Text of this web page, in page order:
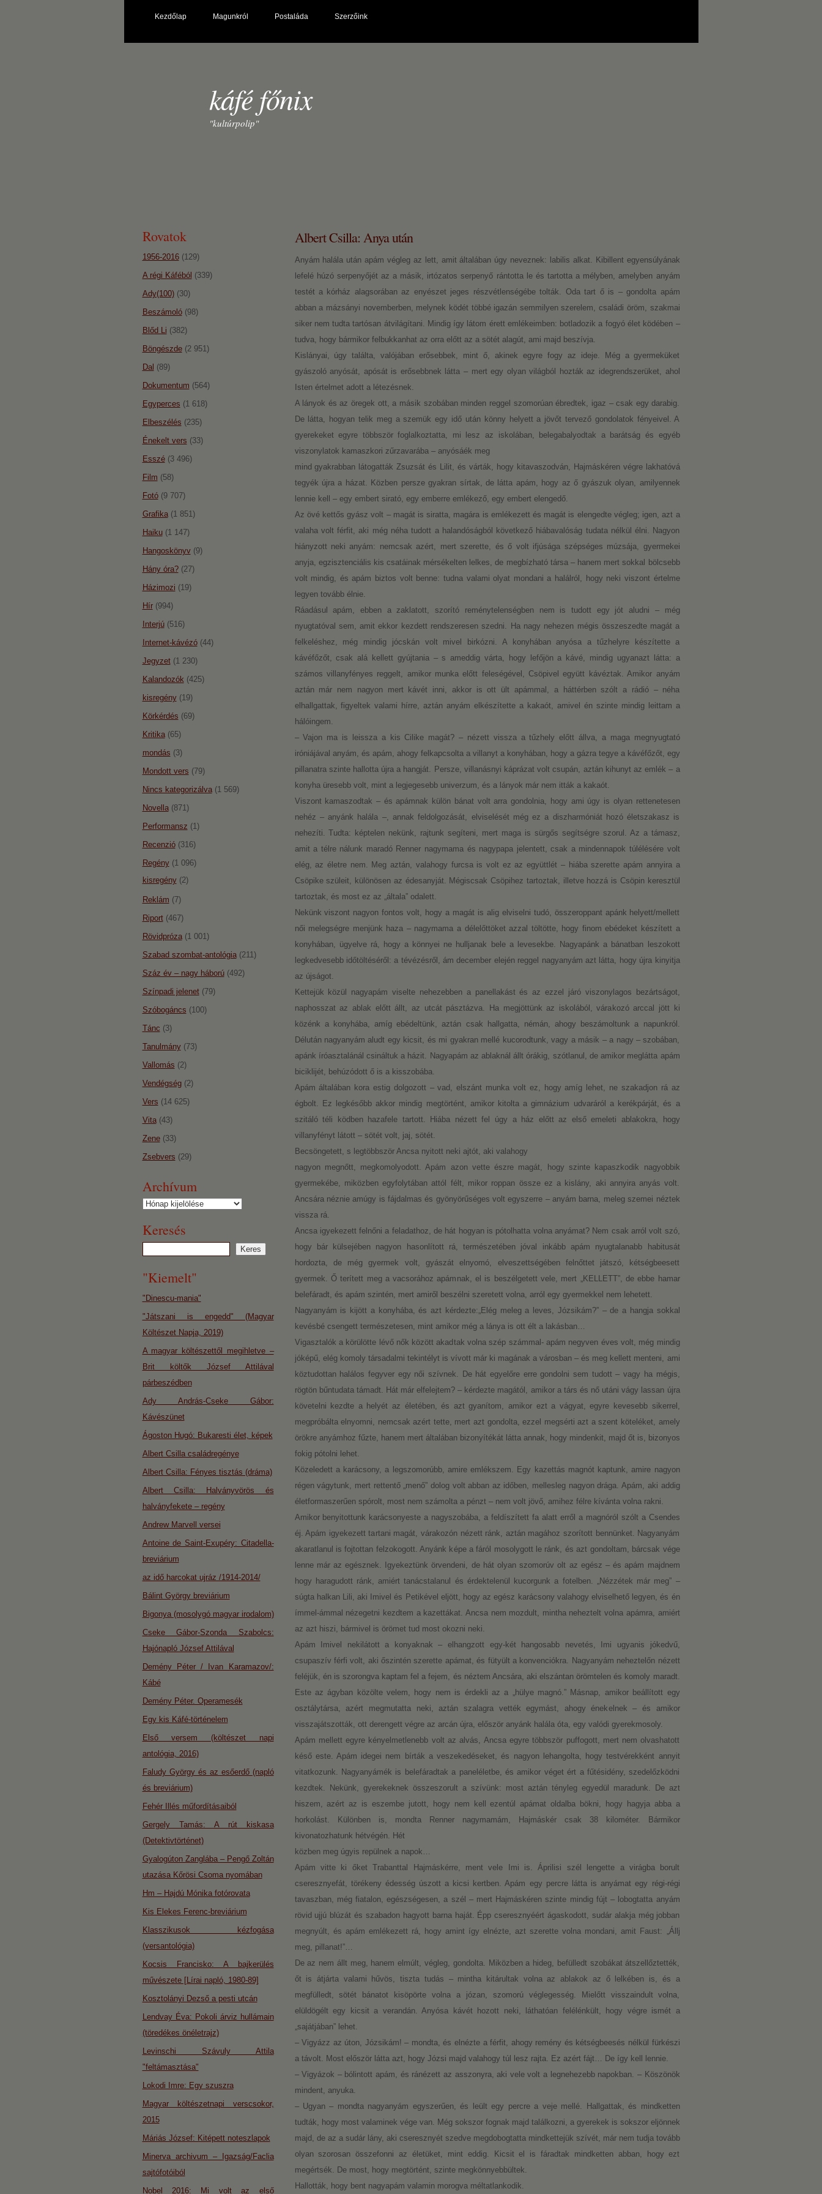
Kezdőlap Magunkról Postaláda Szerzőink
káfé főnix
"kultúrpolip"
Albert Csilla: Anya után
Anyám halála után apám végleg az lett, amit általában úgy neveznek: labilis alkat. Kibillent egyensúlyának
lefelé húzó serpenyőjét az a másik, irtózatos serpenyő rántotta le és tartotta a mélyben, amelyben anyám
testét a kórház alagsorában az enyészet jeges részvétlenségébe tolták. Oda tart ő is – gondolta apám
abban a mázsányi novemberben, melynek ködét többé igazán semmilyen szerelem, családi öröm, szakmai
siker nem tudta tartósan átvilágítani. Mindig így látom érett emlékeimben: botladozik a fogyó élet ködében –
tudva, hogy bármikor felbukkanhat az orra előtt az a sötét alagút, ami majd beszívja.
Kislányai, úgy találta, valójában erősebbek, mint ő, akinek egyre fogy az ideje. Még a gyermeküket
gyászoló anyósát, apósát is erősebbnek látta – mert egy olyan világból hozták az idegrendszerüket, ahol
Isten értelmet adott a létezésnek.
A lányok és az öregek ott, a másik szobában minden reggel szomorúan ébredtek, igaz – csak egy darabig.
De látta, hogyan telik meg a szemük egy idő után könny helyett a jövőt tervező gondolatok fényeivel. A
gyerekeket egyre többször foglalkoztatta, mi lesz az iskolában, belegabalyodtak a barátság és egyéb
viszonylatok kamaszkori zűrzavarába – anyósáék meg
mind gyakrabban látogatták Zsuzsát és Lilit, és várták, hogy kitavaszodván, Hajmáskéren végre lakhatóvá
tegyék újra a házat. Közben persze gyakran sírtak, de látta apám, hogy az ő gyászuk olyan, amilyennek
lennie kell – egy embert sirató, egy emberre emlékező, egy embert elengedő.
Az övé kettős gyász volt – magát is siratta, magára is emlékezett és magát is elengedte végleg; igen, azt a
valaha volt férfit, aki még néha tudott a halandóságból következő hiábavalóság tudata nélkül élni. Nagyon
hiányzott neki anyám: nemcsak azért, mert szerette, és ő volt ifjúsága szépséges múzsája, gyermekei
anyja, egzisztenciális kis csatáinak mérsékelten lelkes, de megbízható társa – hanem mert sokkal bölcsebb
volt mindig, és apám biztos volt benne: tudna valami olyat mondani a halálról, hogy neki viszont értelme
legyen tovább élnie.
Ráadásul apám, ebben a zaklatott, szorító reménytelenségben nem is tudott egy jót aludni – még
nyugtatóval sem, amit ekkor kezdett rendszeresen szedni. Ha nagy nehezen mégis összeszedte magát a
felkeléshez, még mindig jócskán volt mivel birkózni. A konyhában anyósa a tűzhelyre készítette a
kávéfőzőt, csak alá kellett gyújtania – s ameddig várta, hogy lefőjön a kávé, mindig ugyanazt látta: a
számos villanyfényes reggelt, amikor munka előtt feleségével, Csöpivel együtt kávéztak. Amikor anyám
aztán már nem nagyon mert kávét inni, akkor is ott ült apámmal, a háttérben szólt a rádió – néha
elhallgattak, figyeltek valami hírre, aztán anyám elkészítette a kakaót, amivel én szinte mindig leittam a
hálóingem.
– Vajon ma is leissza a kis Cilike magát? – nézett vissza a tűzhely előtt állva, a maga megnyugtató
iróniájával anyám, és apám, ahogy felkapcsolta a villanyt a konyhában, hogy a gázra tegye a kávéfőzőt, egy
pillanatra szinte hallotta újra a hangját. Persze, villanásnyi káprázat volt csupán, aztán kihunyt az emlék – a
konyha üresebb volt, mint a legjegesebb univerzum, és a lányok már nem itták a kakaót.
Viszont kamaszodtak – és apámnak külön bánat volt arra gondolnia, hogy ami úgy is olyan rettenetesen
nehéz – anyánk halála –, annak feldolgozását, elviselését még ez a diszharmóniát hozó életszakasz is
nehezíti. Tudta: képtelen nekünk, rajtunk segíteni, mert maga is sürgős segítségre szorul. Az a támasz,
amit a télre nálunk maradó Renner nagymama és nagypapa jelentett, csak a mindennapok túlélésére volt
elég, az életre nem. Meg aztán, valahogy furcsa is volt ez az együttlét – hiába szerette apám annyira a
Csöpike szüleit, különösen az édesanyját. Mégiscsak Csöpihez tartoztak, illetve hozzá is Csöpin keresztül
tartoztak, és most ez az „általa” odalett.
Nekünk viszont nagyon fontos volt, hogy a magát is alig elviselni tudó, összeroppant apánk helyett/mellett
női melegségre menjünk haza – nagymama a délelőttöket azzal töltötte, hogy finom ebédeket készített a
konyhában, ügyelve rá, hogy a könnyei ne hulljanak bele a levesekbe. Nagyapánk a bánatban leszokott
legkedvesebb időtöltéséről: a tévézésről, ám december elején reggel nagyanyám azt látta, hogy újra kinyitja
az újságot.
Kettejük közül nagyapám viselte nehezebben a panellakást és az ezzel járó viszonylagos bezártságot,
naphosszat az ablak előtt állt, az utcát pásztázva. Ha megjöttünk az iskolából, várakozó arccal jött ki
közénk a konyhába, amíg ebédeltünk, aztán csak hallgatta, némán, ahogy beszámoltunk a napunkról.
Délután nagyanyám aludt egy kicsit, és mi gyakran mellé kucorodtunk, vagy a másik – a nagy – szobában,
apánk íróasztalánál csináltuk a házit. Nagyapám az ablaknál állt órákig, szótlanul, de amikor meglátta apám
biciklijét, behúzódott ő is a kisszobába.
Apám általában kora estig dolgozott – vad, elszánt munka volt ez, hogy amíg lehet, ne szakadjon rá az
égbolt. Ez legkésőbb akkor mindig megtörtént, amikor kitolta a gimnázium udvaráról a kerékpárját, és a
szitáló téli ködben hazafele tartott. Hiába nézett fel úgy a ház előtt az első emeleti ablakokra, hogy
villanyfényt látott – sötét volt, jaj, sötét.
Becsöngetett, s legtöbbször Ancsa nyitott neki ajtót, aki valahogy
nagyon megnőtt, megkomolyodott. Apám azon vette észre magát, hogy szinte kapaszkodik nagyobbik
gyermekébe, miközben egyfolytában attól félt, mikor roppan össze ez a kislány, aki annyira anyás volt.
Ancsára néznie amúgy is fájdalmas és gyönyörűséges volt egyszerre – anyám barna, meleg szemei néztek
vissza rá.
Ancsa igyekezett felnőni a feladathoz, de hát hogyan is pótolhatta volna anyámat? Nem csak arról volt szó,
hogy bár külsejében nagyon hasonlított rá, természetében jóval inkább apám nyugtalanabb habitusát
hordozta, de még gyermek volt, gyászát elnyomó, elveszettségében felnőttet játszó, kétségbeesett
gyermek. Ő terített meg a vacsorához apámnak, el is beszélgetett vele, mert „KELLETT”, de ebbe hamar
belefáradt, és apám szintén, mert amiről beszélni szeretett volna, arról egy gyermekkel nem lehetett.
Nagyanyám is kijött a konyhába, és azt kérdezte:„Elég meleg a leves, Józsikám?” – de a hangja sokkal
kevésbé csengett természetesen, mint amikor még a lánya is ott élt a lakásban…
Vigasztalók a körülötte lévő nők között akadtak volna szép számmal- apám negyven éves volt, még mindig
jóképű, elég komoly társadalmi tekintélyt is vívott már ki magának a városban – és meg kellett menteni, ami
köztudottan halálos fegyver egy női szívnek. De hát egyelőre erre gondolni sem tudott – vagy ha mégis,
rögtön bűntudata támadt. Hát már elfelejtem? – kérdezte magától, amikor a társ és nő utáni vágy lassan újra
követelni kezdte a helyét az életében, és azt gyanítom, amikor ezt a vágyat, egyre kevesebb sikerrel,
megpróbálta elnyomni, nemcsak azért tette, mert azt gondolta, ezzel megsérti azt a szent köteléket, amely
örökre anyámhoz fűzte, hanem mert általában bizonyítékát látta annak, hogy mindenkit, majd őt is, bizonyos
fokig pótolni lehet.
Közeledett a karácsony, a legszomorúbb, amire emlékszem. Egy kazettás magnót kaptunk, amire nagyon
régen vágytunk, mert rettentő „menő” dolog volt abban az időben, mellesleg nagyon drága. Apám, aki addig
életformaszerűen spórolt, most nem számolta a pénzt – nem volt jövő, amihez félre kívánta volna rakni.
Amikor benyitottunk karácsonyeste a nagyszobába, a feldíszített fa alatt erről a magnóról szólt a Csendes
éj. Apám igyekezett tartani magát, várakozón nézett ránk, aztán magához szorított bennünket. Nagyanyám
akaratlanul is fojtottan felzokogott. Anyánk képe a fáról mosolygott le ránk, és azt gondoltam, bárcsak vége
lenne már az egésznek. Igyekeztünk örvendeni, de hát olyan szomorúv olt az egész – és apám majdnem
hogy haragudott ránk, amiért tanácstalanul és érdektelenül kucorgunk a fotelben. „Nézzétek már meg” –
súgta halkan Lili, aki Imivel és Petikével eljött, hogy az egész karácsony valahogy elviselhető legyen, és én
ímmel-ámmal nézegetni kezdtem a kazettákat. Ancsa nem mozdult, mintha neheztelt volna apámra, amiért
az azt hiszi, bármivel is örömet tud most okozni neki.
Apám Imivel nekilátott a konyaknak – elhangzott egy-két hangosabb nevetés, Imi ugyanis jókedvű,
csupaszív férfi volt, aki őszintén szerette apámat, és fütyült a konvenciókra. Nagyanyám neheztelőn nézett
feléjük, én is szorongva kaptam fel a fejem, és néztem Ancsára, aki elszántan örömtelen és komoly maradt.
Este az ágyban közölte velem, hogy nem is érdekli az a „hülye magnó.” Másnap, amikor beállított egy
osztálytársa, azért megmutatta neki, aztán szalagra vették egymást, ahogy énekelnek – és amikor
visszajátszották, ott derengett végre az arcán újra, először anyánk halála óta, egy valódi gyerekmosoly.
Apám mellett egyre kényelmetlenebb volt az alvás, Ancsa egyre többször puffogott, mert nem olvashatott
késő este. Apám idegei nem bírták a veszekedéseket, és nagyon lehangolta, hogy testvérekként annyit
vitatkozunk. Nagyanyámék is belefáradtak a paneléletbe, és amikor véget ért a fűtésidény, szedelőzködni
kezdtek. Nekünk, gyerekeknek összeszorult a szívünk: most aztán tényleg egyedül maradunk. De azt
hiszem, azért az is eszembe jutott, hogy nem kell ezentúl apámat oldalba bökni, hogy hagyja abba a
horkolást. Különben is, mondta Renner nagymamám, Hajmáskér csak 38 kilométer. Bármikor
kivonatozhatunk hétvégén. Hét
közben meg úgyis repülnek a napok…
Apám vitte ki őket Trabanttal Hajmáskérre, ment vele Imi is. Áprilisi szél lengette a virágba borult
cseresznyefát, törékeny édesség úszott a kicsi kertben. Apám egy percre látta is anyámat egy régi-régi
tavaszban, még fiatalon, egészségesen, a szél – mert Hajmáskéren szinte mindig fújt – lobogtatta anyám
rövid ujjú blúzát és szabadon hagyott barna haját. Épp cseresznyéért ágaskodott, sudár alakja még jobban
megnyúlt, és apám emlékezett rá, hogy amint így elnézte, azt szerette volna mondani, amit Faust: „Állj
meg, pillanat!”…
De az nem állt meg, hanem elmúlt, végleg, gondolta. Miközben a hideg, befülledt szobákat átszellőztették,
őt is átjárta valami hűvös, tiszta tudás – mintha kitárultak volna az ablakok az ő lelkében is, és a
megfülledt, sötét bánatot kisöpörte volna a józan, szomorú véglegesség. Mielőtt visszaindult volna,
elüldögélt egy kicsit a verandán. Anyósa kávét hozott neki, láthatóan felélénkült, hogy végre ismét a
„sajátjában” lehet.
– Vigyázz az úton, Józsikám! – mondta, és elnézte a férfit, ahogy remény és kétségbeesés nélkül fürkészi
a távolt. Most először látta azt, hogy Józsi majd valahogy túl lesz rajta. Ez azért fájt… De így kell lennie.
– Vigyázok – bólintott apám, és ránézett az asszonyra, aki vele volt a legnehezebb napokban. – Köszönök
mindent, anyuka.
– Ugyan – mondta nagyanyám egyszerűen, és leült egy percre a veje mellé. Hallgattak, és mindketten
tudták, hogy most valaminek vége van. Még sokszor fognak majd találkozni, a gyerekek is sokszor eljönnek
majd, de az a sudár lány, aki cseresznyét szedve megdobogtatta mindkettejük szívét, már nem tudja tovább
olyan szorosan összefonni az életüket, mint eddig. Kicsit el is fáradtak mindketten abban, hogy ezt
megértsék. De most, hogy megtörtént, szinte megkönnyebbültek.
Hallották, hogy bent nagyapám valamin morogva méltatlankodik.
Rovatok
1956-2016(129)
A régi Káféból (339)
Ady(100)(30)
Beszámoló(98)
Blőd Li (382)
Böngészde(2 951)
Dal (89)
Dokumentum (564)
Egyperces (1 618)
Elbeszélés (235)
Énekelt vers (33)
Esszé(3 496)
Film (58)
Fotó(9 707)
Grafika(1 851)
Haiku(1 147)
Hangoskönyv(9)
Hány óra?(27)
Házimozi (19)
Hír(994)
Interjú(516)
Internet-kávézó(44)
Jegyzet(1 230)
Kalandozók (425)
kisregény(19)
Körkérdés (69)
Kritika(65)
mondás (3)
Mondott vers (79)
Nincs kategorizálva(1 569)
Novella(871)
Performansz (1)
Recenzió(316)
Regény(1 096)
kisregény(2)
Reklám (7)
Riport(467)
Rövidpróza(1 001)
Szabad szombat-antológia(211)
Száz év – nagy háború(492)
Színpadi jelenet(79)
Szóbogáncs (100)
Tánc (3)
Tanulmány(73)
Vallomás (2)
Vendégség(2)
Vers (14 625)
Vita(43)
Zene(33)
Zsebvers (29)
Archívum
Archívum
Keresés
"Kiemelt"
"Dinescu-mania"
"Játszani is engedd" (Magyar
Költészet Napja, 2019)
A magyar költészettől megihletve –
Brit költők József Attilával
párbeszédben
Ady András-Cseke Gábor:
Kávészünet
Ágoston Hugó: Bukaresti élet, képek
Albert Csilla családregénye
Albert Csilla: Fényes tisztás (dráma)
Albert Csilla: Halványvörös és
halványfekete – regény
Andrew Marvell versei
Antoine de Saint-Exupéry: Citadella-
breviárium
az idő harcokat ujráz /1914-2014/
Bálint György breviárium
Bigonya (mosolygó magyar irodalom)
Cseke Gábor-Szonda Szabolcs:
Hajónapló József Attilával
Demény Péter / Ivan Karamazov/:
Kábé
Demény Péter. Operamesék
Egy kis Káfé-történelem
Első versem (költészet napi
antológia, 2016)
Faludy György és az esőerdő (napló
és breviárium)
Fehér Illés műfordításaiból
Gergely Tamás: A rút kiskasa
(Detektivtörténet)
Gyalogúton Zanglába – Pengő Zoltán
utazása Kőrösi Csoma nyomában
Hm – Hajdú Mónika fotórovata
Kis Elekes Ferenc-breviárium
Klasszikusok kézfogása
(versantológia)
Kocsis Francisko: A bajkerülés
művészete [Lírai napló, 1980-89]
Kosztolányi Dezső a pesti utcán
Lendvay Éva: Pokoli árviz hullámain
(töredékes önéletrajz)
Levinschi Szávuly Attila
"feltámasztása"
Lokodi Imre: Egy szuszra
Magyar költészetnapi verscsokor,
2015
Máriás József: Kitépett noteszlapok
Minerva archivum – Igazság/Faclia
sajtófotóiból
Nobel 2016: Mi volt az első